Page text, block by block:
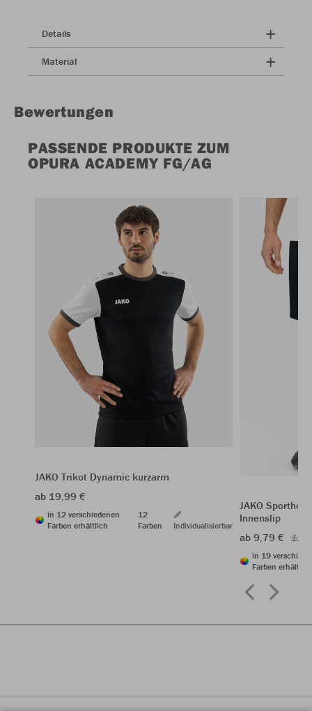
Details
Material
Bewertungen
PASSENDE PRODUKTE ZUM
OPURA ACADEMY FG/AG
JAKO Trikot Dynamic kurzarm
ab 19,99 €
in 12 verschiedenen
Farben erhältlich
12
Farben
Individualisierbar
JAKO
Innenslip
ab 9,79 €
in 19
Farben